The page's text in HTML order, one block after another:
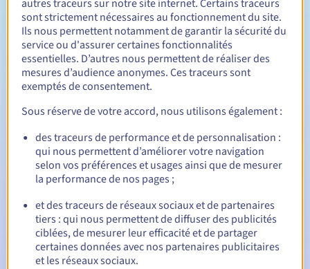
Durée de renouvellement Entre 1 et 10 ans
Période de rédemption
Notifications automatiques :
E-mails d'avertissement : 60, 30, 15, 7 et 3 jours avant la
date d'échéance
E-mail le jour de l'expirationpour notification de la
suspension du nom de domaine
E-mail après la période de grâce de rédemptionpour
notification de la suppression du nom de domaine
autres traceurs sur notre site internet. Certains traceurs
sont strictement nécessaires au fonctionnement du site.
Ils nous permettent notamment de garantir la sécurité du
service ou d'assurer certaines fonctionnalités
essentielles. D’autres nous permettent de réaliser des
mesures d’audience anonymes. Ces traceurs sont
exemptés de consentement.
Sous réserve de votre accord, nous utilisons également :
des traceurs de performance et de personnalisation :
qui nous permettent d’améliorer votre navigation
selon vos préférences et usages ainsi que de mesurer
la performance de nos pages ;
et des traceurs de réseaux sociaux et de partenaires
tiers : qui nous permettent de diffuser des publicités
ciblées, de mesurer leur efficacité et de partager
certaines données avec nos partenaires publicitaires
et les réseaux sociaux.